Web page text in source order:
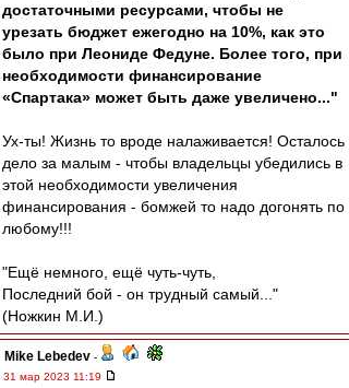
достаточными ресурсами, чтобы не
урезать бюджет ежегодно на 10%, как это
было при Леониде Федуне. Более того, при
необходимости финансирование
«Спартака» может быть даже увеличено..."
Ух-ты! Жизнь то вроде налаживается! Осталось
дело за малым - чтобы владельцы убедились в
этой необходимости увеличения
финансирования - бомжей то надо догонять по
любому!!!
"Ещё немного, ещё чуть-чуть,
Последний бой - он трудный самый..."
(Ножкин М.И.)
Mike Lebedev -
31 мар 2023 11:19